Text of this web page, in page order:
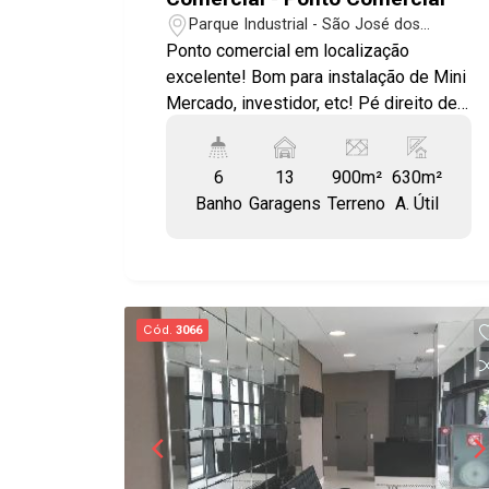
Parque Industrial - São José dos
Campos/SP
Ponto comercial em localização
excelente! Bom para instalação de Mini
Mercado, investidor, etc! Pé direito de
para construir mais um andar, espaço
para 13 vagas!
6
Banho
13
Garagens
900m²
Terreno
630m²
A. Útil
Cód. 3066